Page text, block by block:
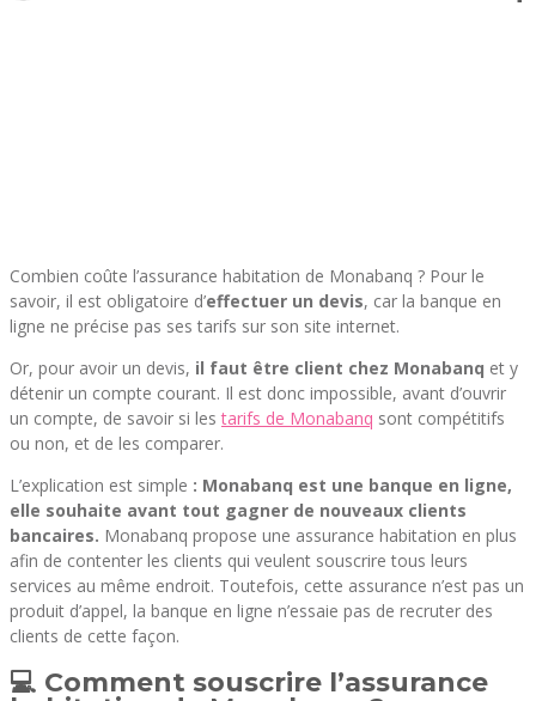
Combien coûte l’assurance habitation de Monabanq ? Pour le
savoir, il est obligatoire d’effectuer un devis, car la banque en
ligne ne précise pas ses tarifs sur son site internet.
Or, pour avoir un devis, il faut être client chez Monabanq et y
détenir un compte courant. Il est donc impossible, avant d’ouvrir
un compte, de savoir si lestarifs de Monabanq sont compétitifs
ou non, et de les comparer.
L’explication est simple : Monabanq est une banque en ligne,
elle souhaite avant tout gagner de nouveaux clients
bancaires. Monabanq propose une assurance habitation en plus
afin de contenter les clients qui veulent souscrire tous leurs
services au même endroit. Toutefois, cette assurance n’est pas un
produit d’appel, la banque en ligne n’essaie pas de recruter des
clients de cette façon.
💻 Comment souscrire l’assurance